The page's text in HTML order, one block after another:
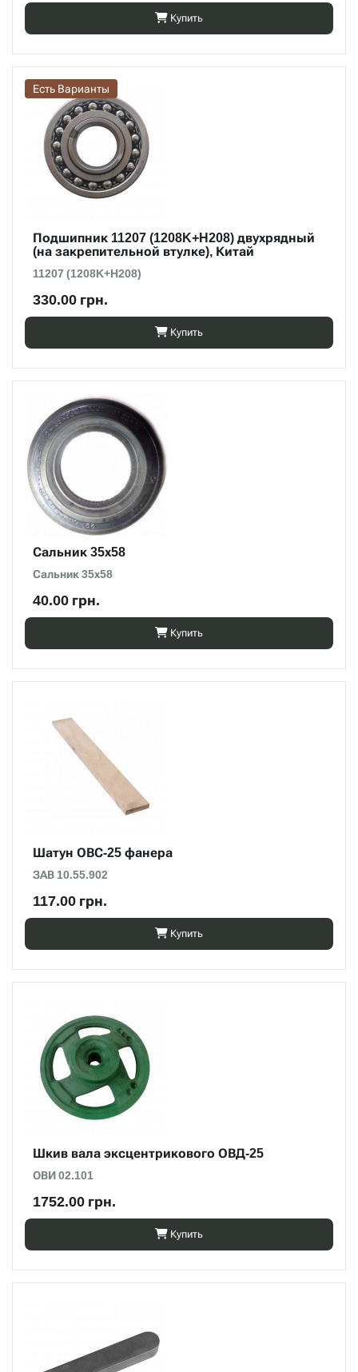
Купить
Есть Варианты
Подшипник 11207 (1208K+H208) двухрядный
(на закрепительной втулке), Китай
11207 (1208K+H208)
330.00 грн.
Купить
Сальник 35х58
Сальник 35х58
40.00 грн.
Купить
Шатун ОВС-25 фанера
ЗАВ 10.55.902
117.00 грн.
Купить
Шкив вала эксцентрикового ОВД-25
ОВИ 02.101
1752.00 грн.
Купить